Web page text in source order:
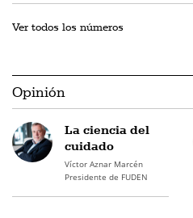
Ver todos los números
Opinión
La ciencia del
cuidado
Víctor Aznar Marcén
Presidente de FUDEN